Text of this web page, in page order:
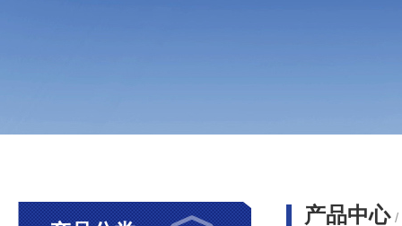
产品中心 /